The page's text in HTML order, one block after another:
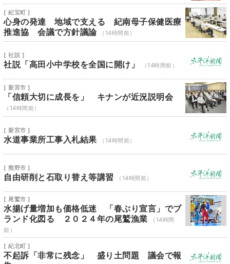
[ 紀宝町 ]
心身の発達 地域で支える 紀南母子保健医療
推進協 会議で方針議論
（14時間前）
[ 社説 ]
社説「高田小中学校を全国に開け」 （14時間前）
[ 新宮市 ]
「信頼大切に成長を」 キナンが近況説明会
（14時間前）
[ 新宮市 ]
水道事業所工事入札結果 （14時間前）
[ 熊野市 ]
自由研削と石取り替え等講習 （14時間前）
[ 尾鷲市 ]
水揚げ量増加も価格低迷 「春ぶり宣言」でブ
ランド化図る ２０２４年の尾鷲漁業
（14時間
前）
[ 紀北町 ]
不起訴「非常に残念」 盛り土問題 議会で報